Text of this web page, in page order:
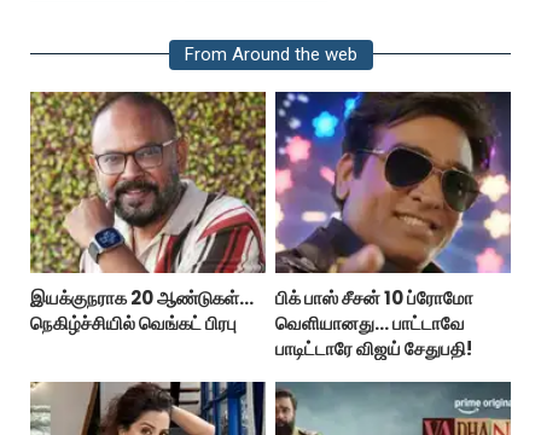
From Around the web
இயக்குநராக 20 ஆண்டுகள்...
நெகிழ்ச்சியில் வெங்கட் பிரபு
பிக் பாஸ் சீசன் 10 ப்ரோமோ
வெளியானது... பாட்டாவே
பாடிட்டாரே விஜய் சேதுபதி!